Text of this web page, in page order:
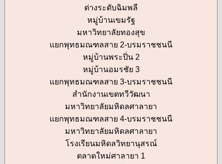
ต่างระดับฉิมพลี
หมู่บ้านเขมรัฐ
มหาวิทยาลัยทองสุข
แยกพุทธมณฑลสาย 2-บรมราชชนนี
หมู่บ้านพระปิ่น 2
หมู่บ้านอมรชัย 3
แยกพุทธมณฑลสาย 3-บรมราชชนนี
สำนักงานเขตทวีวัฒนา
มหาวิทยาลัยมหิดลศาลายา
แยกพุทธมณฑลสาย 4-บรมราชชนนี
มหาวิทยาลัยมหิดลศาลายา
โรงเรียนมหิดลวิทยานุสรณ์
ตลาดใหม่ศาลายา 1